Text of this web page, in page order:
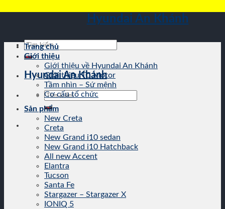
Hyundai An Khánh
Tìm
kiếm:
Hyundai An Khánh
Tìm
kiếm:
Trang chủ
Giới thiệu
Giới thiệu về Hyundai An Khánh
Giới thiệu TC Motor
Tầm nhìn – Sứ mệnh
Cơ cấu tổ chức
Sản phẩm
New Creta
Creta
New Grand i10 sedan
New Grand i10 Hatchback
All new Accent
Elantra
Tucson
Santa Fe
Stargazer – Stargazer X
IONIQ 5